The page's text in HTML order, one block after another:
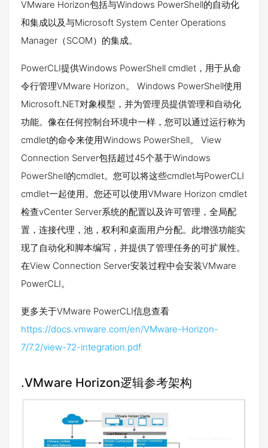
VMware Horizon包括与Windows PowerShell的自动化
和集成以及与Microsoft System Center Operations
Manager（SCOM）的集成。
PowerCLI提供Windows PowerShell cmdlet，用于从命
令行管理VMware Horizon。 Windows PowerShell使用
Microsoft.NET对象模型，并为管理员提供管理和自动化
功能。像在任何控制台环境中一样，您可以通过运行称为
cmdlet的命令来使用Windows PowerShell。 View
Connection Server包括超过45个基于Windows
PowerShell的cmdlet。您可以将这些cmdlet与PowerCLI
cmdlet一起使用。您还可以使用VMware Horizon cmdlet
检查vCenter Server系统的配置以及许可管理，全局配
置，连接代理，池，权利和桌面用户分配。此增强功能实
现了自动化和脚本编写，并提供了管理任务的可扩展性。
在View Connection Server安装过程中会安装VMware
PowerCLI。
更多关于VMware PowerCLI信息查看
https://docs.vmware.com/en/VMware-Horizon-
7/7.2/view-72-integration.pdf
.VMware Horizon逻辑参考架构